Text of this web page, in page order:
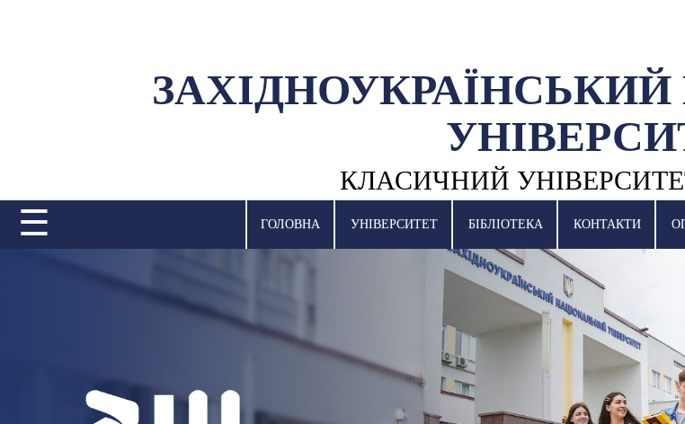
КЛАСИЧНИЙ
МІЖНАРОДНА ДІЯЛЬНІСТЬ
☰ ГОЛОВНА УНІВЕРСИТЕТ БІБЛІОТЕКА КОНТАКТИ